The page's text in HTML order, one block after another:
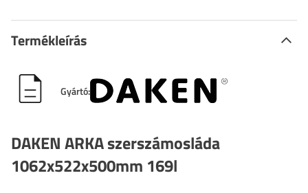
Termékleírás
Gyártó:
DAKEN ARKA szerszámosláda
1062x522x500mm 169l